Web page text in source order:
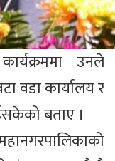
उनले
वडा कार्यालय र
बताए ।